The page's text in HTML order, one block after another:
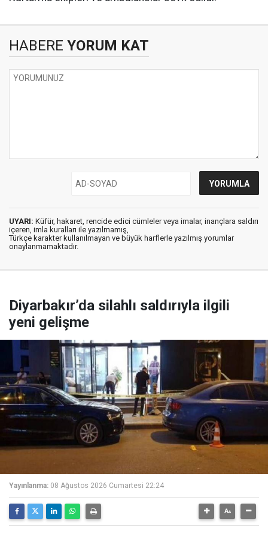
HABERE YORUM KAT
UYARI: Küfür, hakaret, rencide edici cümleler veya imalar, inançlara saldırı
içeren, imla kuralları ile yazılmamış,
Türkçe karakter kullanılmayan ve büyük harflerle yazılmış yorumlar
onaylanmamaktadır.
Diyarbakır’da silahlı saldırıyla ilgili
yeni gelişme
Yayınlanma: 08 Ağustos 2026 Cumartesi 22:24